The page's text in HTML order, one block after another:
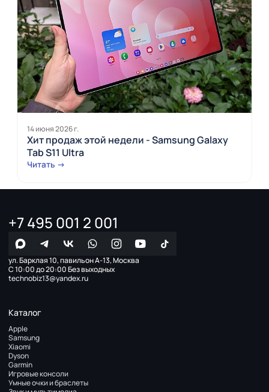
14 июня 2026 г.
Хит продаж этой недели - Samsung Galaxy
Tab S11 Ultra
Читать →
+7 495 001 2 001
ул. Барклая 10, павильон А-13, Москва
С 10:00 до 20:00 Без выходных
technobiz13@yandex.ru
Каталог
Apple
Samsung
Xiaomi
Dyson
Garmin
Игровые консоли
Умные очки и браслеты